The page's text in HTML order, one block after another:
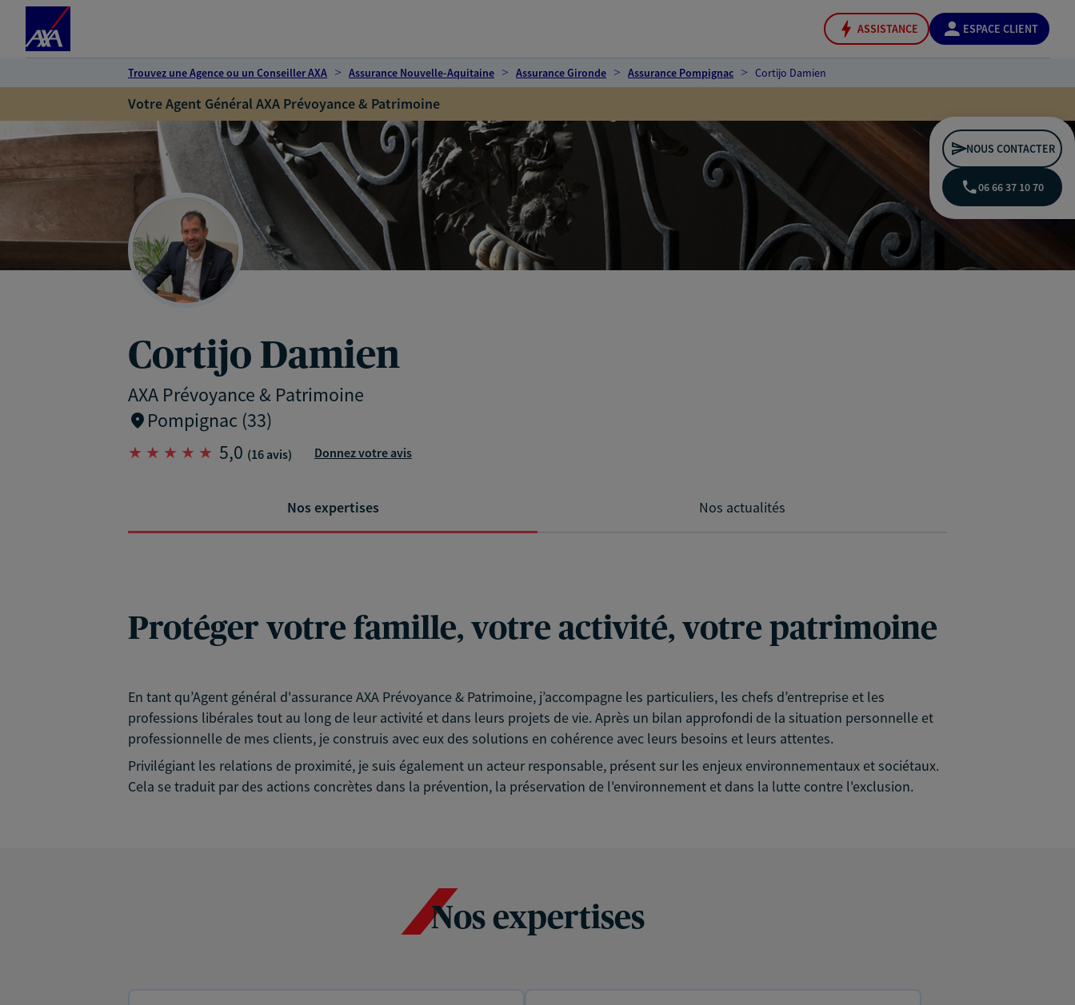
ASSISTANCE ESPACE CLIENT
Trouvez une Agence ou un Conseiller AXA Assurance Nouvelle-Aquitaine Assurance Gironde Assurance Pompignac Cortijo Damien
Votre Agent Général AXA Prévoyance & Patrimoine
Cortijo Damien
AXA Prévoyance & Patrimoine
Pompignac (33)
5,0 (16 avis) Donnez votre avis
NOUS CONTACTER
06 66 37 10 70
Nos expertises Nos actualités
Protéger votre famille, votre activité, votre patrimoine
En tant qu’Agent général d'assurance AXA Prévoyance & Patrimoine, j’accompagne les particuliers, les chefs d’entreprise et les
professions libérales tout au long de leur activité et dans leurs projets de vie. Après un bilan approfondi de la situation personnelle et
professionnelle de mes clients, je construis avec eux des solutions en cohérence avec leurs besoins et leurs attentes.
Privilégiant les relations de proximité, je suis également un acteur responsable, présent sur les enjeux environnementaux et sociétaux.
Cela se traduit par des actions concrètes dans la prévention, la préservation de l'environnement et dans la lutte contre l'exclusion.
Nos expertises